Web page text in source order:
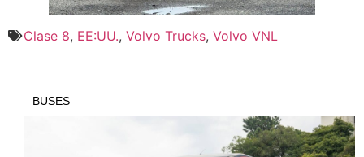
Clase 8, EE:UU., Volvo Trucks, Volvo VNL
BUSES